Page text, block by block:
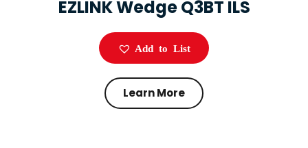
EZLINK Wedge Q3BT ILS
Add to List
Learn More